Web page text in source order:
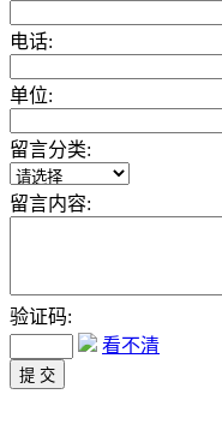
电话:
单位:
留言分类:
留言内容:
验证码:
看不清